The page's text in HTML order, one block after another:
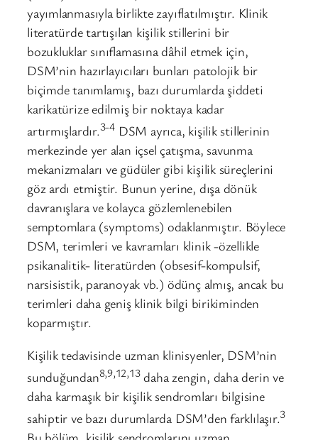
yayımlanmasıyla birlikte zayıflatılmıştır. Klinik
literatürde tartışılan kişilik stillerini bir
bozukluklar sınıflamasına dâhil etmek için,
DSM’nin hazırlayıcıları bunları patolojik bir
biçimde tanımlamış, bazı durumlarda şiddeti
karikatürize edilmiş bir noktaya kadar
artırmışlardır.3-4 DSM ayrıca, kişilik stillerinin
merkezinde yer alan içsel çatışma, savunma
mekanizmaları ve güdüler gibi kişilik süreçlerini
göz ardı etmiştir. Bunun yerine, dışa dönük
davranışlara ve kolayca gözlemlenebilen
semptomlara (symptoms) odaklanmıştır. Böylece
DSM, terimleri ve kavramları klinik -özellikle
psikanalitik- literatürden (obsesif-kompulsif,
narsisistik, paranoyak vb.) ödünç almış, ancak bu
terimleri daha geniş klinik bilgi birikiminden
koparmıştır.
Kişilik tedavisinde uzman klinisyenler, DSM’nin
sunduğundan8,9,12,13daha zengin, daha derin ve
daha karmaşık bir kişilik sendromları bilgisine
sahiptir ve bazı durumlarda DSM’den farklılaşır.3